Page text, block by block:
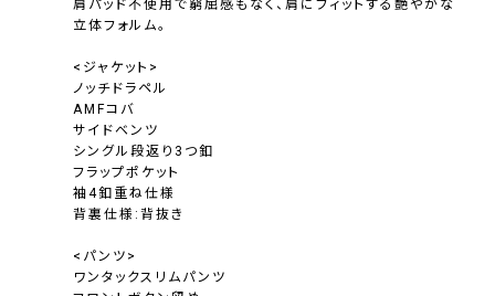
肩パッド不使用で窮屈感もなく、肩にフィットする艶やかな
立体フォルム。
<ジャケット>
ノッチドラペル
AMFコバ
サイドベンツ
シングル段返り3つ釦
フラップポケット
袖4釦重ね仕様
背裏仕様:背抜き
<パンツ>
ワンタックスリムパンツ